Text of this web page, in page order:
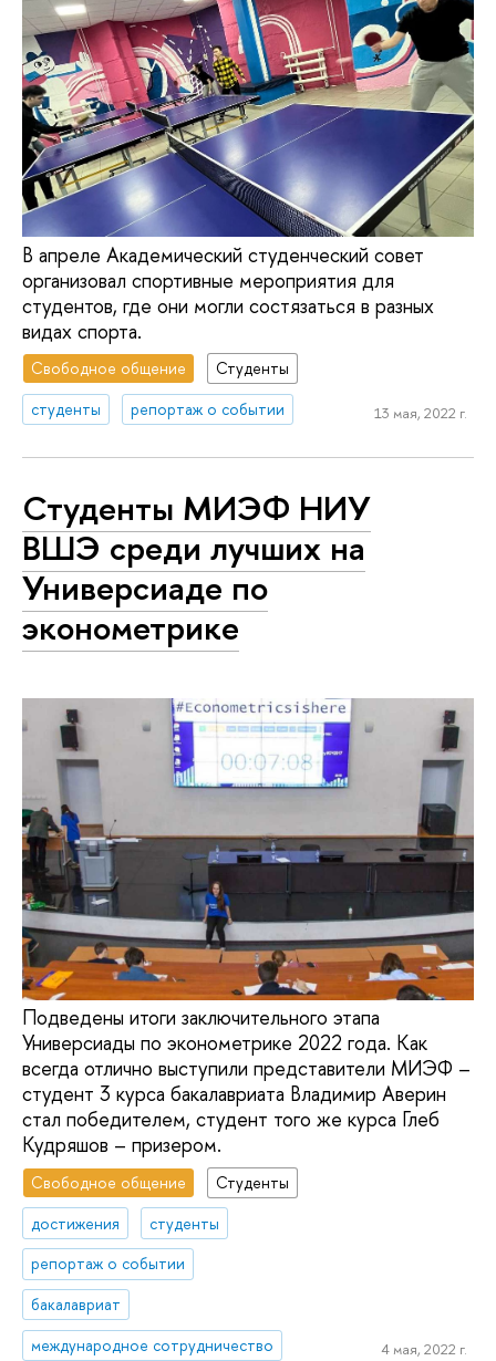
В апреле Академический студенческий совет
организовал спортивные мероприятия для
студентов, где они могли состязаться в разных
видах спорта.
Свободное общение
Студенты
студенты
репортаж о событии 13 мая, 2022 г.
Студенты МИЭФ НИУ
ВШЭ среди лучших на
Универсиаде по
эконометрике
Подведены итоги заключительного этапа
Универсиады по эконометрике 2022 года. Как
всегда отлично выступили представители МИЭФ –
студент 3 курса бакалавриата Владимир Аверин
стал победителем, студент того же курса Глеб
Кудряшов – призером.
Свободное общение
Студенты
достижения
студенты
репортаж о событии
бакалавриат
международное сотрудничество
4 мая, 2022 г.